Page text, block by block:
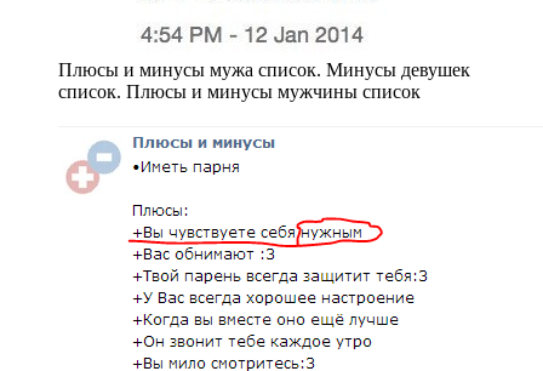
Плюсы и минусы мужа список. Минусы девушек
список. Плюсы и минусы мужчины список